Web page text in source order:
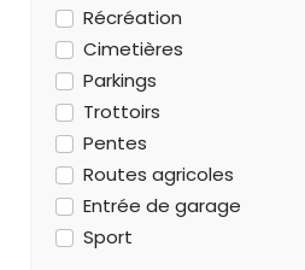
Récréation
Cimetières
Parkings
Trottoirs
Pentes
Routes agricoles
Entrée de garage
Sport